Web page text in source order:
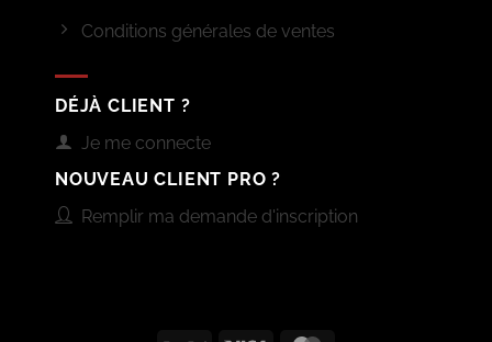
Conditions générales de ventes
DÉJÀ CLIENT ?
Je me connecte
NOUVEAU CLIENT PRO ?
Remplir ma demande d'inscription